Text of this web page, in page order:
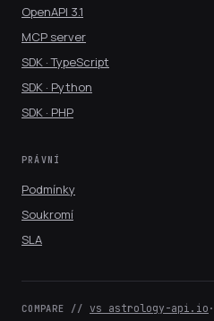
OpenAPI 3.1
MCP server
SDK · TypeScript
SDK · Python
SDK · PHP
PRÁVNÍ
Podmínky
Soukromí
SLA
COMPARE // vs astrology-api.io ·